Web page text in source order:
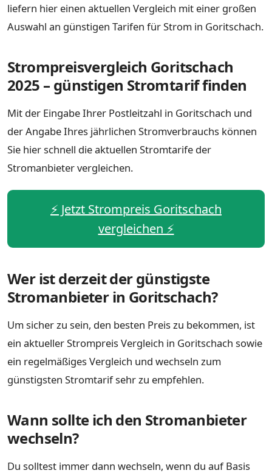
liefern hier einen aktuellen Vergleich mit einer großen
Auswahl an günstigen Tarifen für Strom in Goritschach.
Strompreisvergleich Goritschach
2025 – günstigen Stromtarif finden
Mit der Eingabe Ihrer Postleitzahl in Goritschach und
der Angabe Ihres jährlichen Stromverbrauchs können
Sie hier schnell die aktuellen Stromtarife der
Stromanbieter vergleichen.
⚡️ Jetzt Strompreis Goritschach
vergleichen ⚡️
Wer ist derzeit der günstigste
Stromanbieter in Goritschach?
Um sicher zu sein, den besten Preis zu bekommen, ist
ein aktueller Strompreis Vergleich in Goritschach sowie
ein regelmäßiges Vergleich und wechseln zum
günstigsten Stromtarif sehr zu empfehlen.
Wann sollte ich den Stromanbieter
wechseln?
Du solltest immer dann wechseln, wenn du auf Basis